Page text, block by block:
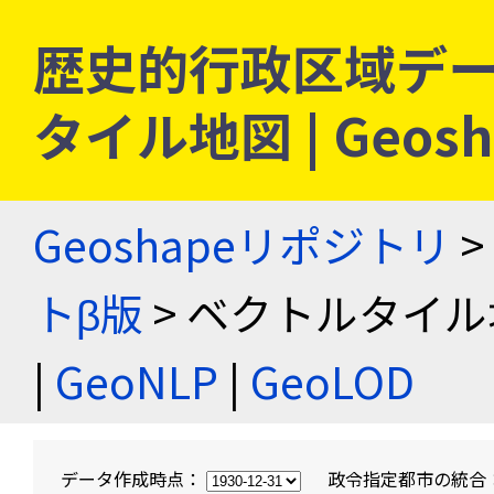
歴史的行政区域デ
タイル地図 |
Geoshapeリポジトリ >
トβ版 > ベクトルタイ
| GeoNLP | GeoLOD
データ作成時点： 政令指定都市の統